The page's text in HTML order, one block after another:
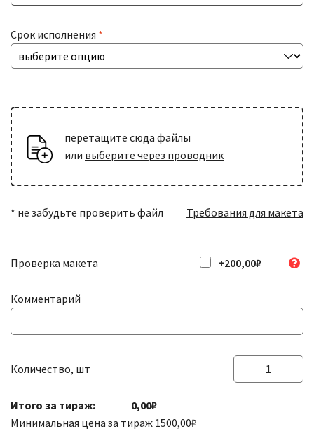
КОНТАКТЫ
Срок исполнения *
перетащите сюда файлы
или выберите через проводник
* не забудьте проверить файл Требования для макета
Проверка макета +200,00₽
Комментарий
Количество, шт
Количество
Наклейки
Итого за тираж:
0,00₽
Минимальная цена за тираж 1500,00₽